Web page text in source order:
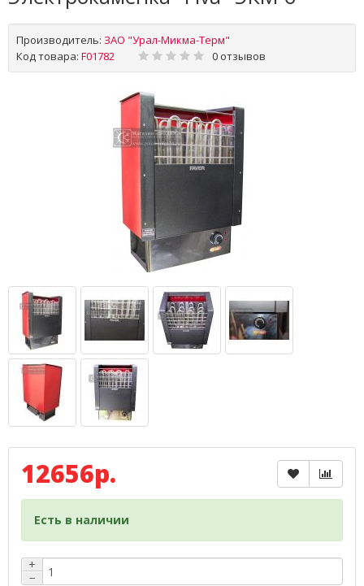
Производитель: ЗАО "Урал-Микма-Терм"
Код товара: F01782 0 отзывов
12656р.
Есть в наличии
+
−